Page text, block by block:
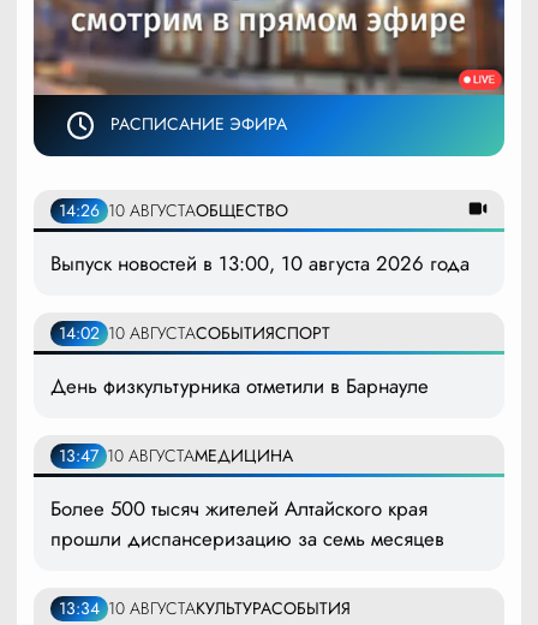
РАСПИСАНИЕ ЭФИРА
14:26 10 АВГУСТАОБЩЕСТВО
Выпуск новостей в 13:00, 10 августа 2026 года
14:02 10 АВГУСТАСОБЫТИЯСПОРТ
День физкультурника отметили в Барнауле
13:47 10 АВГУСТАМЕДИЦИНА
Более 500 тысяч жителей Алтайского края
прошли диспансеризацию за семь месяцев
13:34 10 АВГУСТАКУЛЬТУРАСОБЫТИЯ